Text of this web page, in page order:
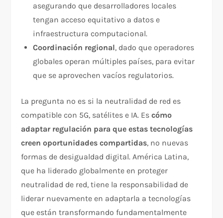
asegurando que desarrolladores locales
tengan acceso equitativo a datos e
infraestructura computacional.
Coordinación regional, dado que operadores
globales operan múltiples países, para evitar
que se aprovechen vacíos regulatorios.
La pregunta no es si la neutralidad de red es
compatible con 5G, satélites e IA. Escómo
adaptar regulación para que estas tecnologías
creen oportunidades compartidas, no nuevas
formas de desigualdad digital. América Latina,
que ha liderado globalmente en proteger
neutralidad de red, tiene la responsabilidad de
liderar nuevamente en adaptarla a tecnologías
que están transformando fundamentalmente